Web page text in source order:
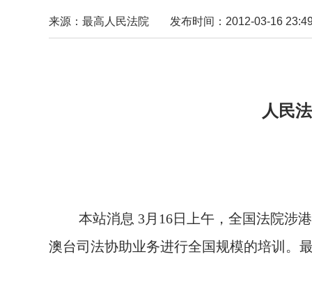
来源：最高人民法院 发布时间：2012-03-16
人民
本站消息 3月16日上午，全国法院涉
澳台司法协助业务进行全国规模的培训。